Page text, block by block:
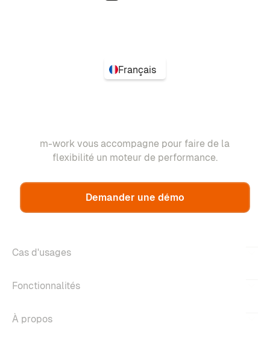
Français
m-work vous accompagne pour faire de la
flexibilité un moteur de performance.
Demander une démo
Cas d'usages
Fonctionnalités
À propos